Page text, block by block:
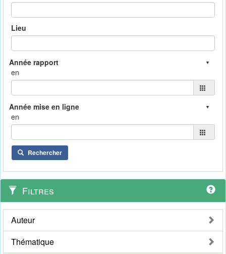
Lieu
en
en
Rechercher
Filtres
Auteur
Thématique